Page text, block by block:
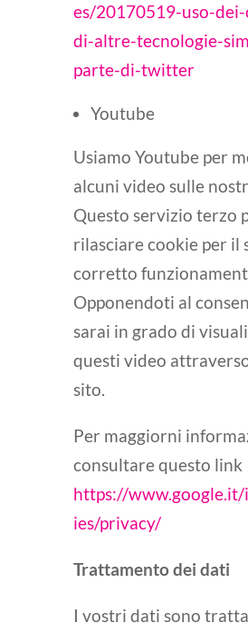
es/20170519-uso-
di-altre-tecnologie-
parte-di-twitter
Youtube
Usiamo Youtube per
alcuni video sulle
Questo servizio terzo
rilasciare cookie per il
corretto
Opponendoti al
sarai in grado di
questi video
sito.
Per maggiorni
consultare questo link
https://
ies/privacy/
Trattamento dei dati
I vostri dati sono